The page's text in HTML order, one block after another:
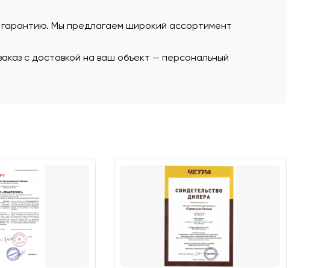
Мы предлагаем широкий ассортимент
с доставкой на ваш объект — персональный